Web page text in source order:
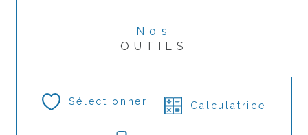
Nos
OUTILS
Sélectionner Calculatrice